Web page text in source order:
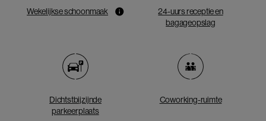
Wekelijkse schoonmaak
24-uurs receptie en
bagageopslag
Dichtstbijzijnde
parkeerplaats
Coworking-ruimte